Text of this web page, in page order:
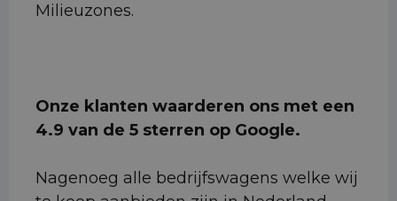
Milieuzones.
Onze klanten waarderen ons met een
4.9 van de 5 sterren op Google.
Nagenoeg alle bedrijfswagens welke wij